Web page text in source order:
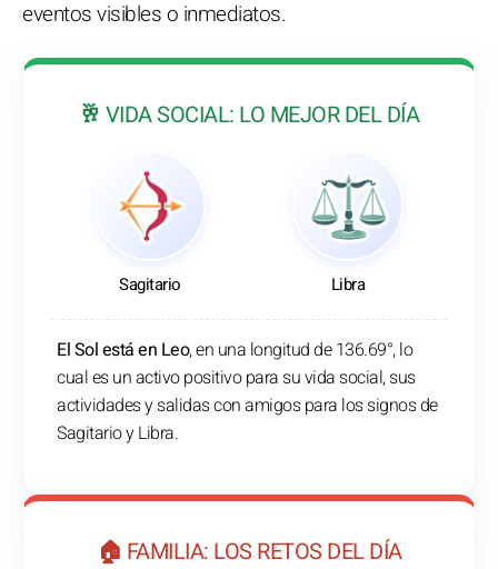
eventos visibles o inmediatos.
🥂 VIDA SOCIAL: LO MEJOR DEL DÍA
Sagitario Libra
El Sol está en Leo, en una longitud de 136.69°, lo
cual es un activo positivo para su vida social, sus
actividades y salidas con amigos para los signos de
Sagitario y Libra.
🏠 FAMILIA: LOS RETOS DEL DÍA